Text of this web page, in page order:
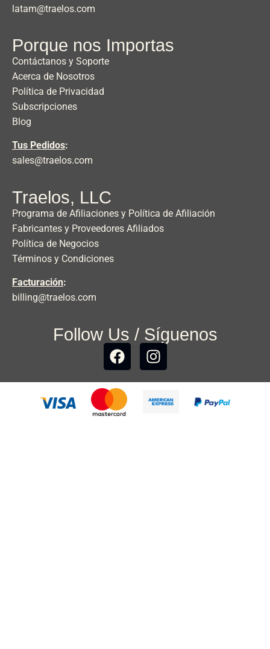
latam@traelos.com
Porque nos Importas
Contáctanos y Soporte
Acerca de Nosotros
Política de Privacidad
Subscripciones
Blog
Tus Pedidos:
sales@traelos.com
Traelos, LLC
Programa de Afiliaciones y Política de Afiliación
Fabricantes y Proveedores Afiliados
Política de Negocios
Términos y Condiciones
Facturación:
billing@traelos.com
Follow Us / Síguenos